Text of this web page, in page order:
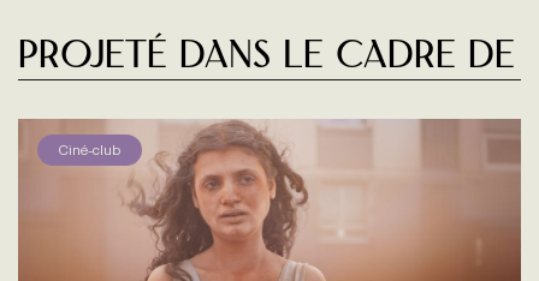
Projeté dans le cadre de
Ciné-club